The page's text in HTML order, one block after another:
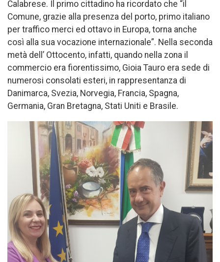
Calabrese. Il primo cittadino ha ricordato che “il
Comune, grazie alla presenza del porto, primo italiano
per traffico merci ed ottavo in Europa, torna anche
così alla sua vocazione internazionale”. Nella seconda
metà dell’ Ottocento, infatti, quando nella zona il
commercio era fiorentissimo, Gioia Tauro era sede di
numerosi consolati esteri, in rappresentanza di
Danimarca, Svezia, Norvegia, Francia, Spagna,
Germania, Gran Bretagna, Stati Uniti e Brasile.